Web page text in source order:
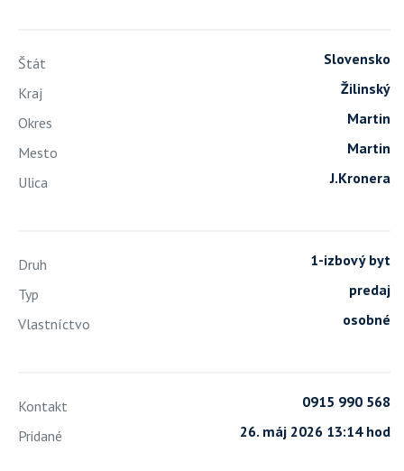
Štát
Slovensko
Kraj
Žilinský
Okres
Martin
Mesto
Martin
Ulica
J.Kronera
Druh
1-izbový byt
Typ
predaj
Vlastníctvo
osobné
Kontakt
0915 990 568
Pridané
26. máj 2026 13:14 hod